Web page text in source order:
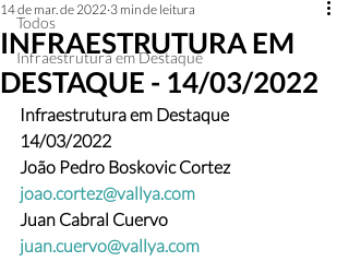
Todos
Infraestrutura em Destaque
INFRAESTRUTURA EM
DESTAQUE - 14/03/2022
14 de mar. de 2022 3 min de leitura
Infraestrutura em Destaque
14/03/2022
João Pedro Boskovic Cortez
joao.cortez@vallya.com
Juan Cabral Cuervo
juan.cuervo@vallya.com